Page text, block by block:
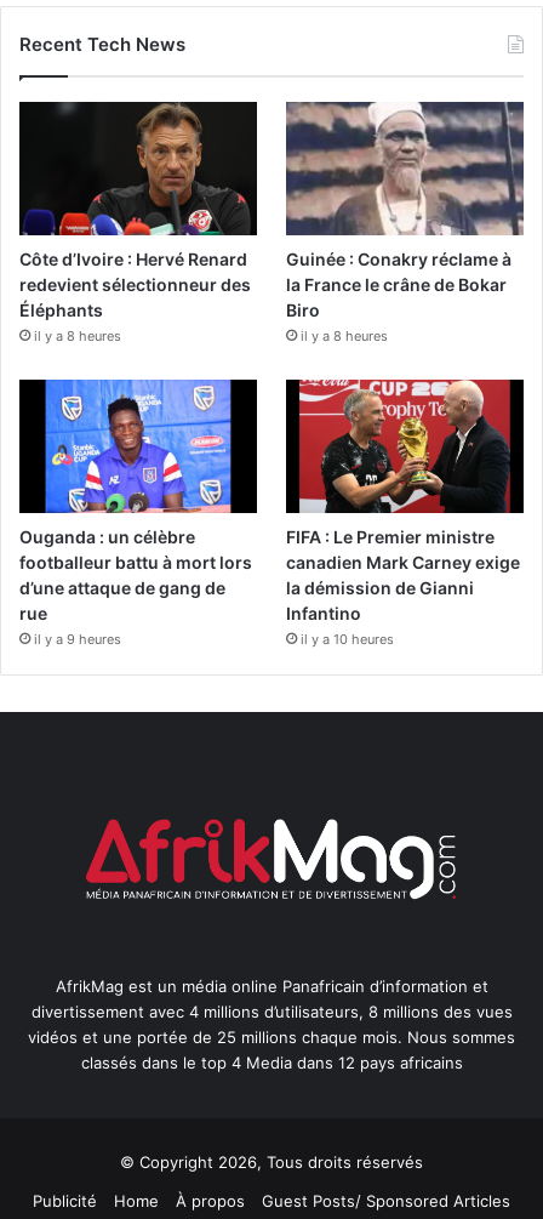
Recent Tech News
Côte d’Ivoire : Hervé Renard
redevient sélectionneur des
Éléphants
il y a 8 heures
Guinée : Conakry réclame à
la France le crâne de Bokar
Biro
il y a 8 heures
Ouganda : un célèbre
footballeur battu à mort lors
d’une attaque de gang de
rue
il y a 9 heures
FIFA : Le Premier ministre
canadien Mark Carney exige
la démission de Gianni
Infantino
il y a 10 heures
AfrikMag est un média online Panafricain d’information et
divertissement avec 4 millions d’utilisateurs, 8 millions des vues
vidéos et une portée de 25 millions chaque mois. Nous sommes
classés dans le top 4 Media dans 12 pays africains
© Copyright 2026, Tous droits réservés
Publicité
Home À propos Guest Posts/ Sponsored Articles